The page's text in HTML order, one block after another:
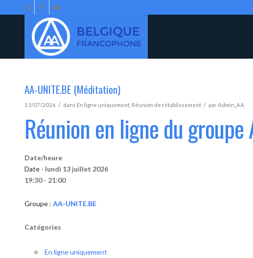
AA-UNITE.BE (Méditation)
13/07/2026 / dans En ligne uniquement Réunion de rétablissement / parAdmin_AA
Réunion en ligne du groupe
Date/heure
Date - lundi 13 juillet 2026
19:30 - 21:00
Groupe : AA-UNITE.BE
Catégories
En ligne uniquement